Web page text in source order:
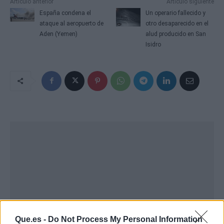
Que.es - Do Not Process My Personal Information
Artículo anterior
España condena el
ataque al aeropuerto de
Aden (Yemen)
Artículo siguiente
Un operario fallecido y
otro desaparecido en el
alud producido en San
Isidro